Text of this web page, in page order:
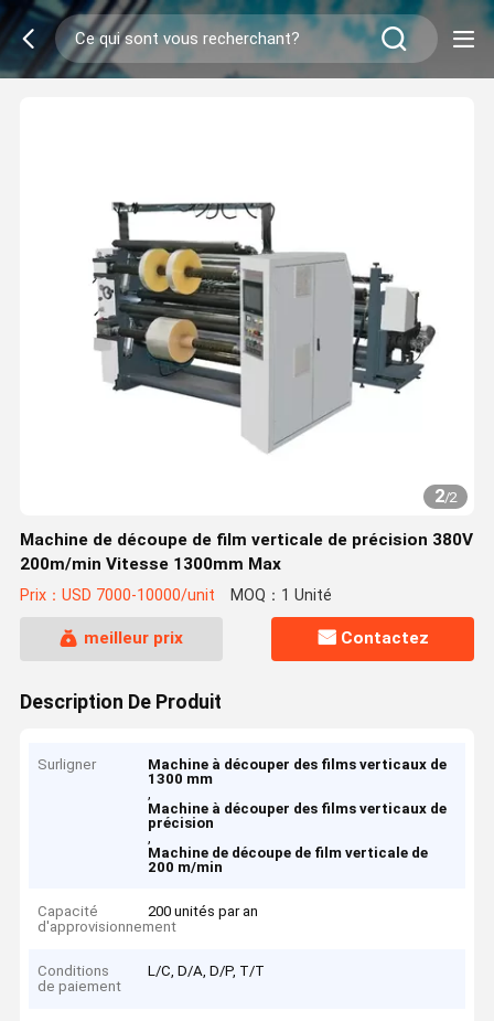
2/2
Machine de découpe de film verticale de précision 380V
200m/min Vitesse 1300mm Max
Prix：USD 7000-10000/unit MOQ：1 Unité
meilleur prix Contactez
Description De Produit
Surligner
Machine à découper des films verticaux de
1300 mm
,
Machine à découper des films verticaux de
précision
,
Machine de découpe de film verticale de
200 m/min
Capacité
d'approvisionnement
200 unités par an
Conditions
de paiement
L/C, D/A, D/P, T/T